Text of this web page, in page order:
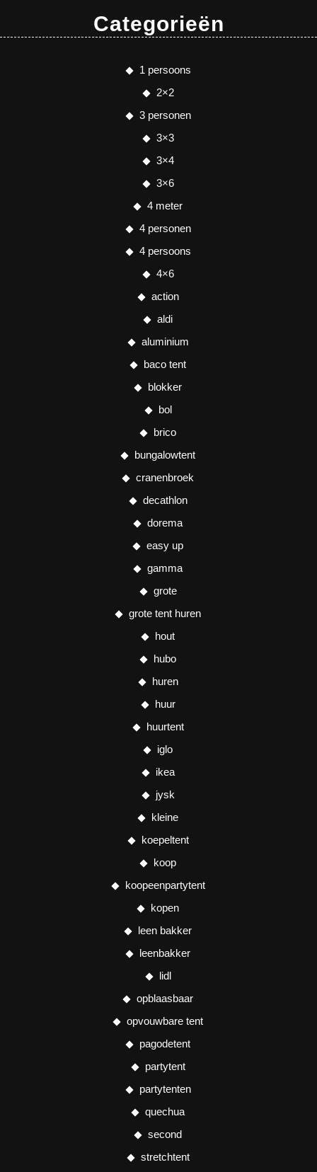
Categorieën
1 persoons
2×2
3 personen
3×3
3×4
3×6
4 meter
4 personen
4 persoons
4×6
action
aldi
aluminium
baco tent
blokker
bol
brico
bungalowtent
cranenbroek
decathlon
dorema
easy up
gamma
grote
grote tent huren
hout
hubo
huren
huur
huurtent
iglo
ikea
jysk
kleine
koepeltent
koop
koopeenpartytent
kopen
leen bakker
leenbakker
lidl
opblaasbaar
opvouwbare tent
pagodetent
partytent
partytenten
quechua
second
stretchtent